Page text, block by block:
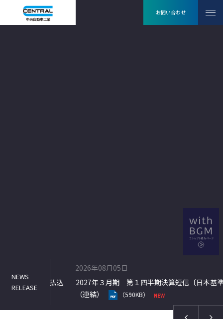
処分の払込
2026年08月05日
2027年３月期 第１四半期決算短信〔日本基準〕
（連結）
（590KB）
お問い合わせ